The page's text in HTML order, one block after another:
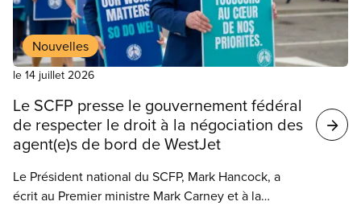
Nouvelles
le 14 juillet 2026
Le SCFP presse le gouvernement fédéral
de respecter le droit à la négociation des
agent(e)s de bord de WestJet
Le Président national du SCFP, Mark Hancock, a
écrit au Premier ministre Mark Carney et à la